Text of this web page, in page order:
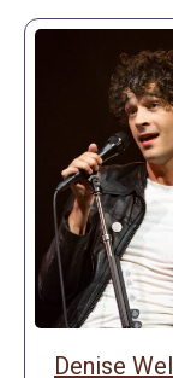
Denise